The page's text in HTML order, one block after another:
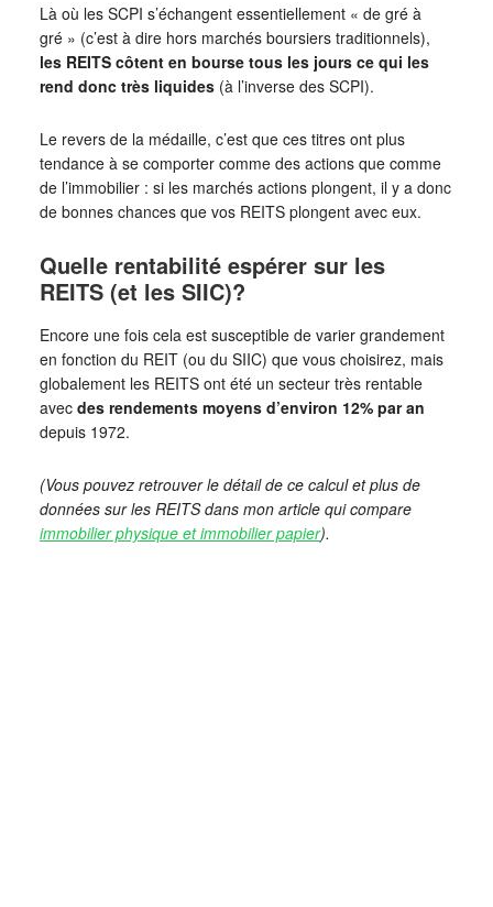
Là où les SCPI s’échangent essentiellement « de gré à
gré » (c’est à dire hors marchés boursiers traditionnels),
les REITS côtent en bourse tous les jours ce qui les
rend donc très liquides(à l’inverse des SCPI).
Le revers de la médaille, c’est que ces titres ont plus
tendance à se comporter comme des actions que comme
de l’immobilier : si les marchés actions plongent, il y a donc
de bonnes chances que vos REITS plongent avec eux.
Quelle rentabilité espérer sur les
REITS (et les SIIC)?
Encore une fois cela est susceptible de varier grandement
en fonction du REIT (ou du SIIC) que vous choisirez, mais
globalement les REITS ont été un secteur très rentable
avec des rendements moyens d’environ 12% par an
depuis 1972.
(Vous pouvez retrouver le détail de ce calcul et plus de
données sur les REITS dans mon article qui compare
immobilier physique et immobilier papier).